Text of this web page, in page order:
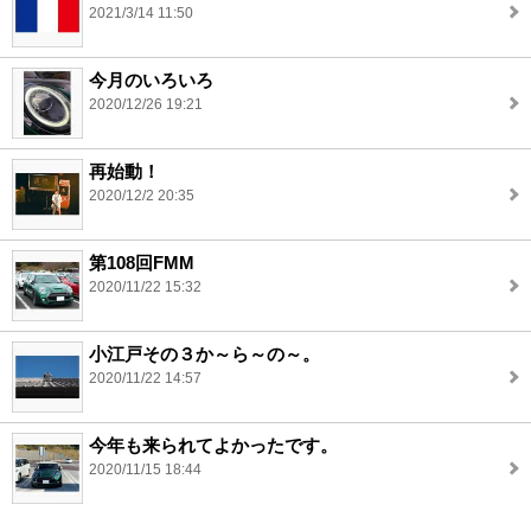
2021/3/14 11:50
今月のいろいろ
2020/12/26 19:21
再始動！
2020/12/2 20:35
第108回FMM
2020/11/22 15:32
小江戸その３か～ら～の～。
2020/11/22 14:57
今年も来られてよかったです。
2020/11/15 18:44